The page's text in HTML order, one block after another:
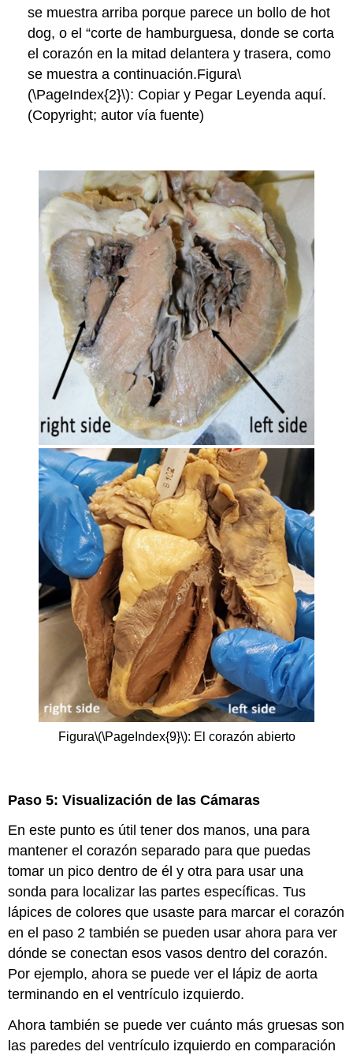
se muestra arriba porque parece un bollo de hot
dog, o el “corte de hamburguesa, donde se corta
el corazón en la mitad delantera y trasera, como
se muestra a continuación.Figura\
(\PageIndex{2}\): Copiar y Pegar Leyenda aquí.
(Copyright; autor vía fuente)
Figura\(\PageIndex{9}\): El corazón abierto
Paso 5: Visualización de las Cámaras
En este punto es útil tener dos manos, una para
mantener el corazón separado para que puedas
tomar un pico dentro de él y otra para usar una
sonda para localizar las partes específicas. Tus
lápices de colores que usaste para marcar el corazón
en el paso 2 también se pueden usar ahora para ver
dónde se conectan esos vasos dentro del corazón.
Por ejemplo, ahora se puede ver el lápiz de aorta
terminando en el ventrículo izquierdo.
Ahora también se puede ver cuánto más gruesas son
las paredes del ventrículo izquierdo en comparación